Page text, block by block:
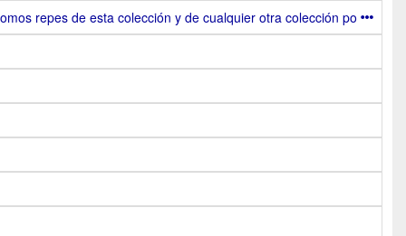
repes de esta colección y de cualquier otra colección po